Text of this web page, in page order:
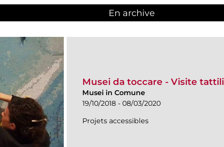
En archive
Musei da toccare - Visite tattili
Musei in Comune
19/10/2018 - 08/03/2020
Projets accessibles